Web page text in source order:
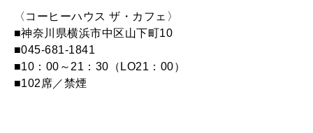
〈コーヒーハウス ザ・カフェ〉
■神奈川県横浜市中区山下町10
■045-681-1841
■10：00～21：30（LO21：00）
■102席／禁煙